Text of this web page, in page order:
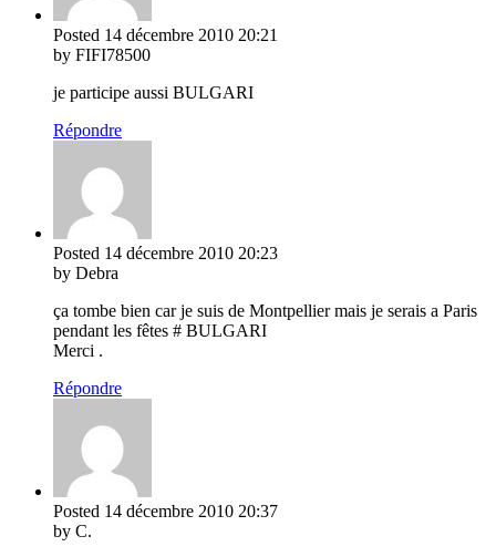
Posted 14 décembre 2010 20:21
by FIFI78500
je participe aussi BULGARI
Répondre
Posted 14 décembre 2010 20:23
by Debra
ça tombe bien car je suis de Montpellier mais je serais a Paris
pendant les fêtes # BULGARI
Merci .
Répondre
Posted 14 décembre 2010 20:37
by C.